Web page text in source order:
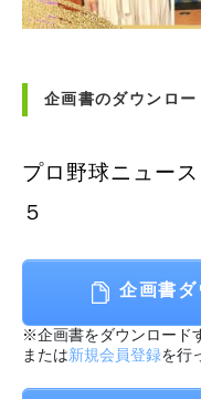
企画書のダウンロー
プロ野球ニュー
５
企画書ダ
※企画書をダウンロード
または新規会員登録を行